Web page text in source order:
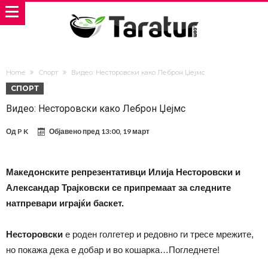
Home Спорт Видео: Несторовски како Леброн Џејмс
СПОРТ
Видео: Несторовски како Леброн Џејмс
Од P K Објавено пред 13:00, 19 март
Македонските репрезентативци Илија Несторовски и
Александар Трајковски се припремаат за следните
натпревари играјќи баскет.
Несторовски е роден голгетер и редовно ги тресе мрежите,
но покажа дека е добар и во кошарка…Погледнете!